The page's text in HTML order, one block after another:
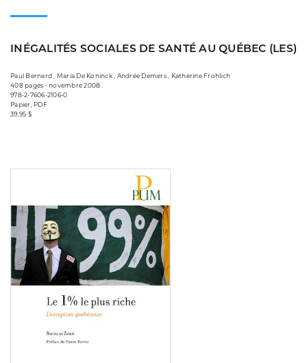
INÉGALITÉS SOCIALES DE SANTÉ AU QUÉBEC (LES)
Paul Bernard , Maria De Koninck , Andrée Demers , Katherine Frohlich
408 pages • novembre 2008
978-2-7606-2106-0
Papier, PDF
39,95 $